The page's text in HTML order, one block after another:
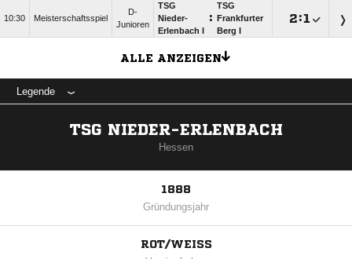
10:30 Meisterschaftsspiel
D-
Junioren
TSG
Nieder-
Erlenbach I
:
TSG
Frankfurter
Berg I
:
ALLE ANZEIGEN
Legende
TSG NIEDER-ERLENBACH
Hessen
1888
Gründungsjahr
ROT/WEISS